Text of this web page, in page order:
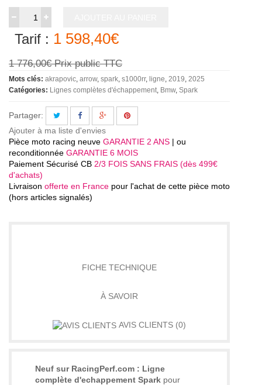
Tarif : 1 598,40€
1 776,00€Prix public TTC
Mots clés: akrapovic arrow spark s1000rr ligne 2019 2025
Catégories: Lignes complètes d'échappement Bmw Spark
Partager:
Ajouter à ma liste d'envies
Pièce moto racing neuve GARANTIE 2 ANS | ou
reconditionnée GARANTIE 6 MOIS
Paiement Sécurisé CB 2/3 FOIS SANS FRAIS (dès 499€
d'achats)
Livraison offerte en France pour l'achat de cette pièce moto
(hors articles signalés)
FICHE TECHNIQUE
À SAVOIR
AVIS CLIENTS (0)
Neuf sur RacingPerf.com : Ligne
complète d'echappement Spark pour